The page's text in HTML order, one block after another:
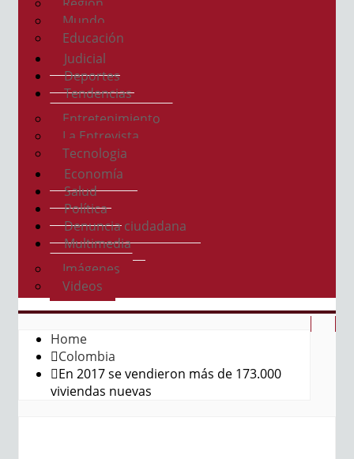
Mundo
Educación
Judicial
Deportes
Tendencias
Entretenimiento
La Entrevista
Tecnologia
Economía
Salud
Política
Denuncia ciudadana
Multimedia
Imágenes
Videos
Home
Colombia
En 2017 se vendieron más de 173.000
viviendas nuevas